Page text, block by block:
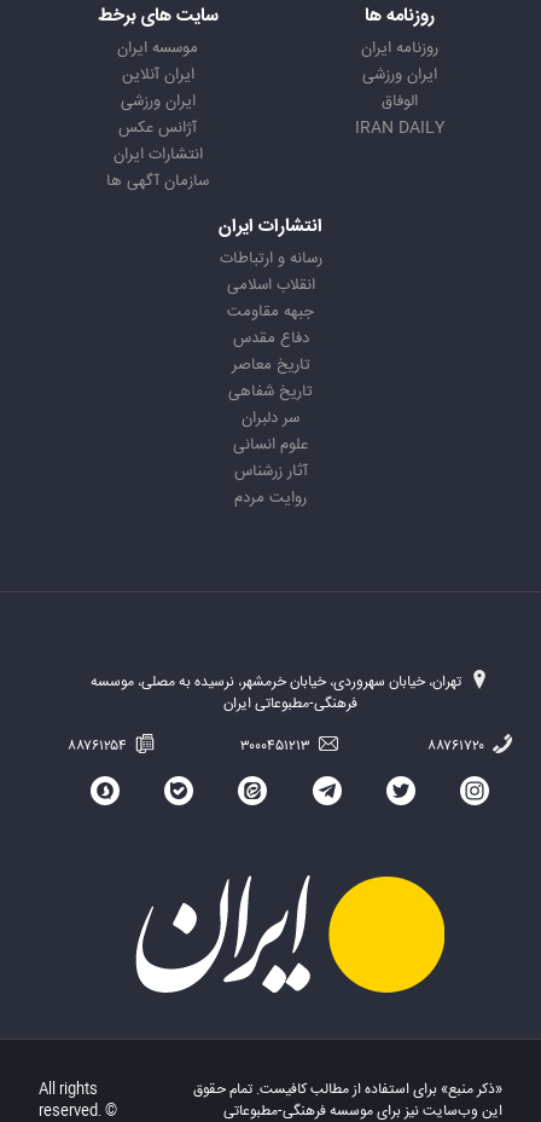
روزنامه ها
روزنامه ایران
ایران ورزشی
الوفاق
IRAN DAILY
سایت های برخط
موسسه ایران
ایران آنلاین
ایران ورزشی
آژانس عکس
انتشارات ایران
سازمان آگهی ها
انتشارات ایران
رسانه و ارتباطات
انقلاب اسلامی
جبهه مقاومت
دفاع مقدس
تاریخ معاصر
تاریخ شفاهی
سر دلبران
علوم انسانی
آثار زرشناس
روایت مردم
تهران، خیابان سهروردی، خیابان خرمشهر، نرسیده به مصلی، موسسه
فرهنگی-مطبوعاتی ایران
«ذکر منبع» برای استفاده از مطالب کافیست. تمام حقوق
این وب‌سایت نیز برای موسسه فرهنگی-مطبوعاتی
All rights
reserved. ©